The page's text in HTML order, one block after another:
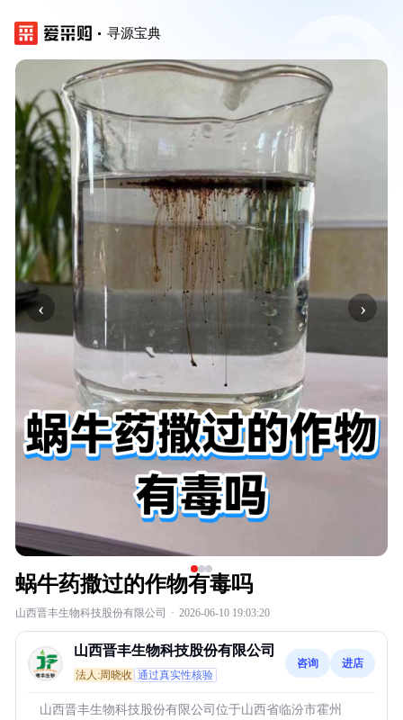
寻源宝典
‹ ›
蜗牛药撒过的作物有毒吗
山西晋丰生物科技股份有限公司 · 2026-06-10 19:03:20
山西晋丰生物科技股份有限公司
法人:周晓收 通过真实性核验
咨询 进店
山西晋丰生物科技股份有限公司位于山西省临汾市霍州